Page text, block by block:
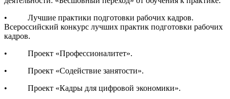
• Лучшие практики подготовки рабочих кадров.
Всероссийский конкурс лучших практик подготовки рабочих
кадров.
• Проект «Профессионалитет».
• Проект «Содействие занятости».
• Проект «Кадры для цифровой экономики».